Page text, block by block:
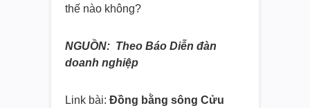
thế nào không?
NGUỒN: Theo Báo Diễn đàn
doanh nghiệp
Link bài: Đồng bằng sông Cửu